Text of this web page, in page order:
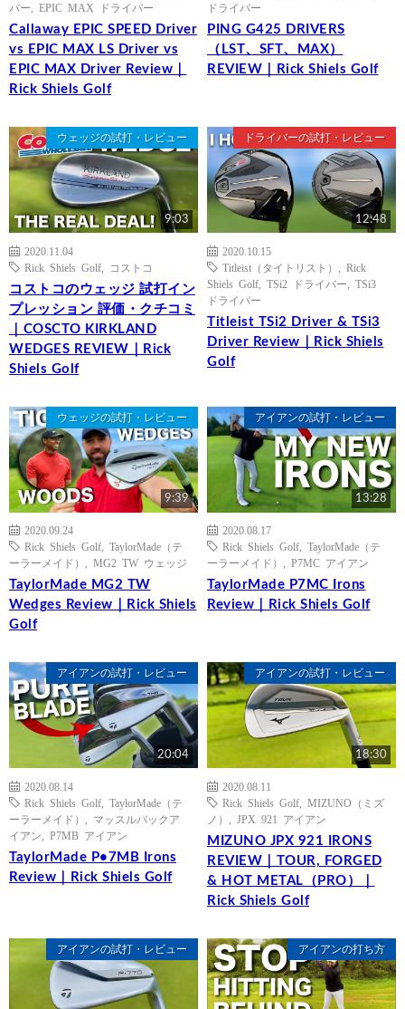
バー
EPIC MAX ドライバー
Callaway EPIC SPEED Driver
vs EPIC MAX LS Driver vs
EPIC MAX Driver Review｜
Rick Shiels Golf
ドライバー
PING G425 DRIVERS
（LST、SFT、MAX）
REVIEW｜Rick Shiels Golf
ウェッジの試打・レビュー
9:03
2020.11.04
Rick Shiels Golf
コストコ
コストコのウェッジ 試打イン
プレッション 評価・クチコミ
｜COSCTO KIRKLAND
WEDGES REVIEW｜Rick
Shiels Golf
ドライバーの試打・レビュー
12:48
2020.10.15
Titleist（タイトリスト）
Rick
Shiels Golf
TSi2 ドライバー
TSi3
ドライバー
Titleist TSi2 Driver & TSi3
Driver Review｜Rick Shiels
Golf
ウェッジの試打・レビュー
9:39
2020.09.24
Rick Shiels Golf
TaylorMade（テ
ーラーメイド）
MG2 TW ウェッジ
TaylorMade MG2 TW
Wedges Review｜Rick Shiels
Golf
アイアンの試打・レビュー
13:28
2020.08.17
Rick Shiels Golf
TaylorMade（テ
ーラーメイド）
P7MC アイアン
TaylorMade P7MC Irons
Review｜Rick Shiels Golf
アイアンの試打・レビュー
20:04
2020.08.14
Rick Shiels Golf
TaylorMade（テ
ーラーメイド）
マッスルバックア
イアン
P7MB アイアン
TaylorMade P•7MB Irons
Review｜Rick Shiels Golf
アイアンの試打・レビュー
18:30
2020.08.11
Rick Shiels Golf
MIZUNO（ミズ
ノ）
JPX 921 アイアン
MIZUNO JPX 921 IRONS
REVIEW｜TOUR, FORGED
& HOT METAL（PRO）｜
Rick Shiels Golf
アイアンの試打・レビュー アイアンの打ち方